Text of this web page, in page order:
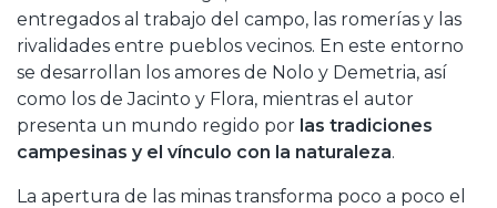
entregados al trabajo del campo, las romerías y las
rivalidades entre pueblos vecinos. En este entorno
se desarrollan los amores de Nolo y Demetria, así
como los de Jacinto y Flora, mientras el autor
presenta un mundo regido por las tradiciones
campesinas y el vínculo con la naturaleza.
La apertura de las minas transforma poco a poco el